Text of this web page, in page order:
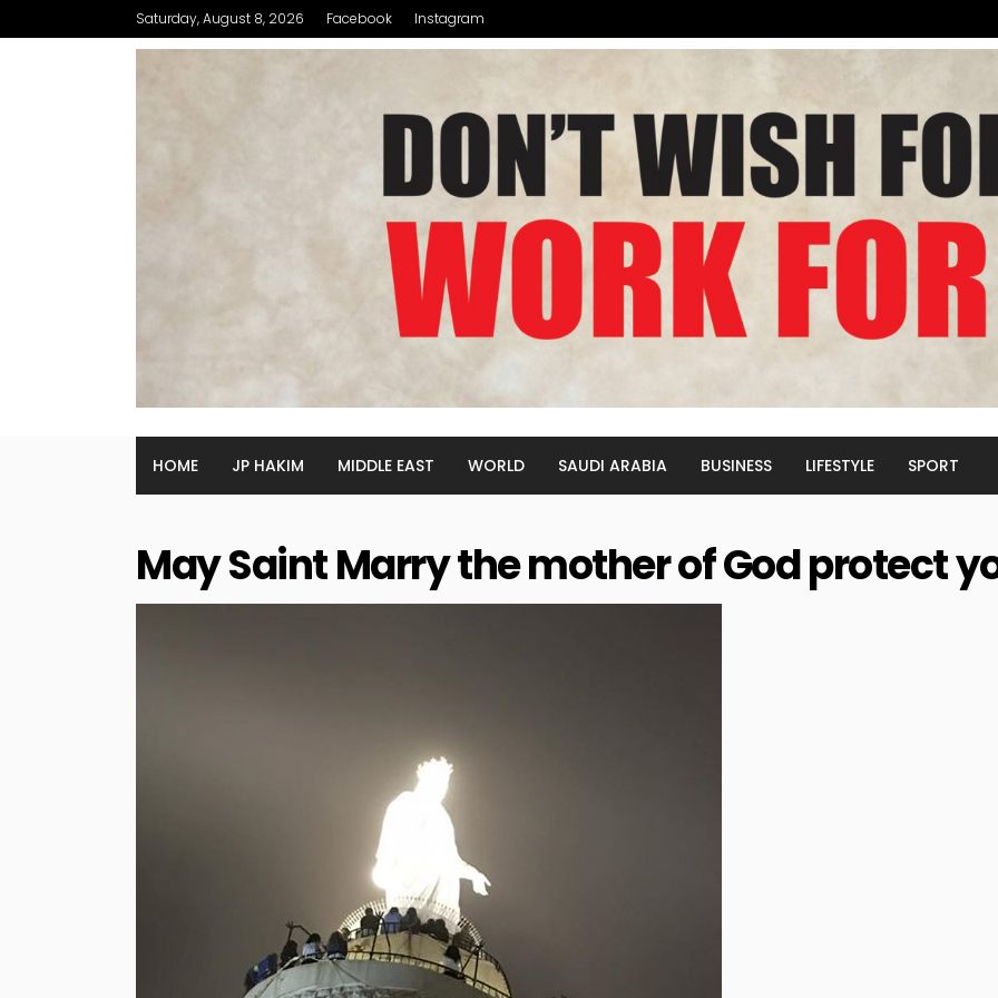
Saturday, August 8, 2026 Facebook Instagram
HOME JP HAKIM MIDDLE EAST WORLD SAUDI ARABIA BUSINESS LIFESTYLE SPORT
May Saint Marry the mother of God protect